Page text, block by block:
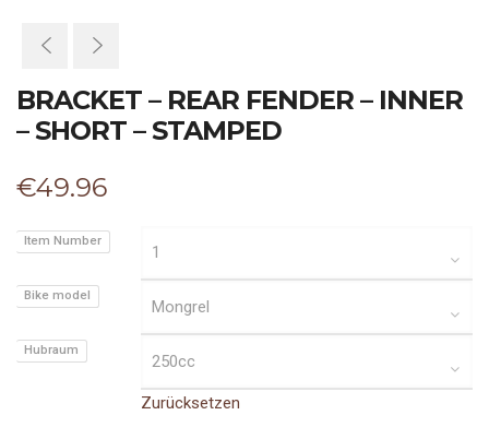
BRACKET – REAR FENDER – INNER
– SHORT – STAMPED
€49.96
Item Number
Bike model
Hubraum
Zurücksetzen